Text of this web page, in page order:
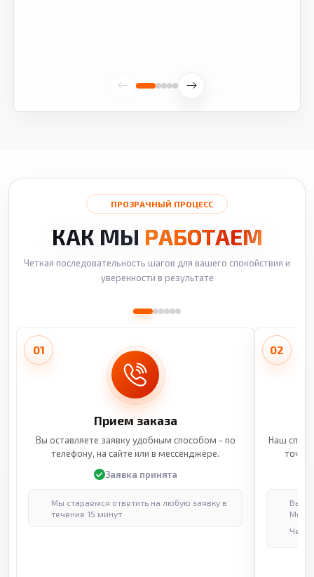
ПРОЗРАЧНЫЙ ПРОЦЕСС
КАК МЫ РАБОТАЕМ
Четкая последовательность шагов для вашего спокойствия и
уверенности в результате
01
Прием заказа
Вы оставляете заявку удобным способом - по
телефону, на сайте или в мессенджере.
Заявка принята
Мы стараемся ответить на любую заявку в
течение 15 минут
02
Наш